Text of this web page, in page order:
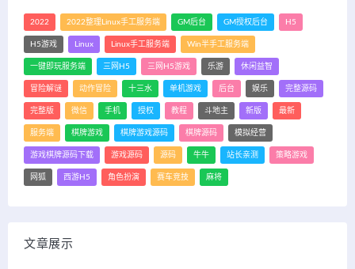
2022 2022整理Linux手工服务端 GM后台 GM授权后台 H5
H5游戏 Linux Linux手工服务端 Win半手工服务端
一键即玩服务端 三网H5 三网H5游戏 乐游 休闲益智
冒险解谜 动作冒险 十三水 单机游戏 后台 娱乐 完整源码
完整版 微信 手机 授权 教程 斗地主 新版 最新
服务端 棋牌游戏 棋牌游戏源码 棋牌源码 模拟经营
游戏棋牌源码下载 游戏源码 源码 牛牛 站长亲测 策略游戏
网狐 西游H5 角色扮演 赛车竞技 麻将
文章展示